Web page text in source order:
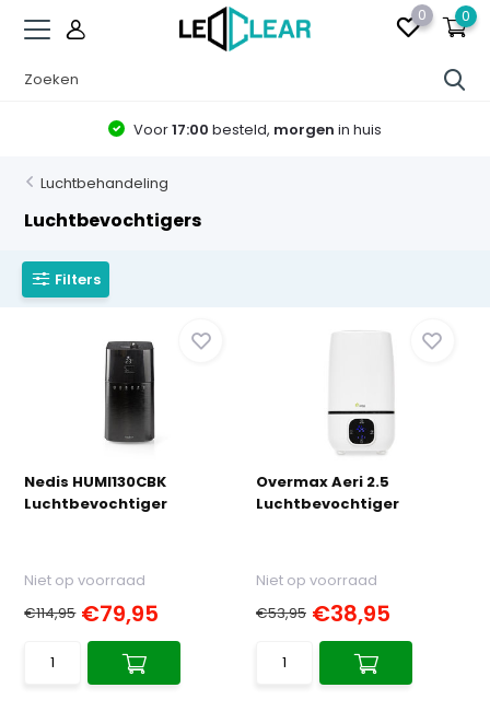
0 0
Voor17:00 besteld, morgen in huis
Luchtbehandeling
Luchtbevochtigers
Filters
Nedis HUMI130CBK
Luchtbevochtiger
Niet op voorraad
€114,95 €79,95
Overmax Aeri 2.5
Luchtbevochtiger
Niet op voorraad
€53,95 €38,95